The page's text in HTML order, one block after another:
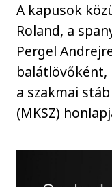
A kapusok
Roland, a
Pergel
a szakmai
(MKSZ)